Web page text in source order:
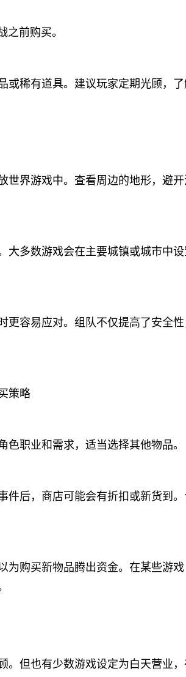
之前购买。
或稀有道具。建议玩家定期光顾，
世界游戏中。查看周边的地形，避
大多数游戏会在主要城镇或城市中设
容易应对。组队不仅提高了安全性
策略
职业和需求，适当选择其他物品。
件后，商店可能会有折扣或新货到
为购买新物品腾出资金。在某些游戏
。但也有少数游戏设定为白天营业，